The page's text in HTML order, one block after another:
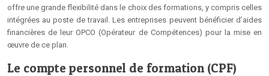
offre une grande flexibilité dans le choix des formations, y compris celles
intégrées au poste de travail. Les entreprises peuvent bénéficier d’aides
financières de leur OPCO (Opérateur de Compétences) pour la mise en
œuvre de ce plan.
Le compte personnel de formation (CPF)